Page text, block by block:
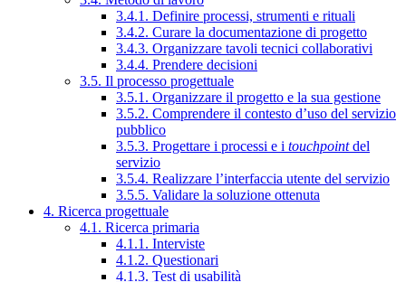
3.4.1. Definire processi, strumenti e rituali
3.4.2. Curare la documentazione di progetto
3.4.3. Organizzare tavoli tecnici collaborativi
3.4.4. Prendere decisioni
3.5. Il processo progettuale
3.5.1. Organizzare il progetto e la sua gestione
3.5.2. Comprendere il contesto d’uso del servizio
pubblico
3.5.3. Progettare i processi e i touchpointdel
servizio
3.5.4. Realizzare l’interfaccia utente del servizio
3.5.5. Validare la soluzione ottenuta
4. Ricerca progettuale
4.1. Ricerca primaria
4.1.1. Interviste
4.1.2. Questionari
4.1.3. Test di usabilità